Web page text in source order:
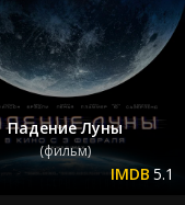
Падение Луны
(фильм)
5.1